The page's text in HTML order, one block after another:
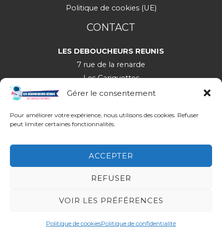
Gérer le consentement
Pour améliorer votre expérience, nous utilisons des cookies. Refuser
peut limiter certaines fonctionnalités.
ACCEPTER
REFUSER
VOIR LES PRÉFÉRENCES
Politique de cookiesPolitique de confidentialité
Politique de cookies (UE)
CONTACT
LES DEBOUCHEURS REUNIS
7 rue de la renarde
Les Gariguettes
30650 Rochefort-du-Gard
06 28 46 46 32
CATHERINE
Facebook Avis Google